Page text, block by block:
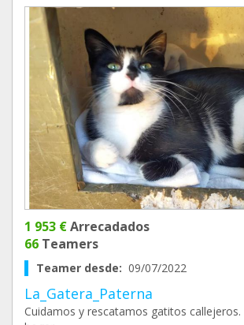
1 953 €Arrecadados
66 Teamers
Teamer desde: 09/07/2022
La_Gatera_Paterna
Cuidamos y rescatamos gatitos callejeros.